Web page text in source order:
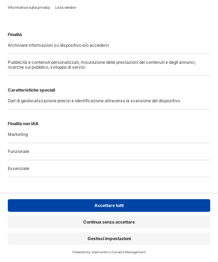
Corsi FAD odontoiatri DENTAL CADMOS triennale 150
crediti ECM